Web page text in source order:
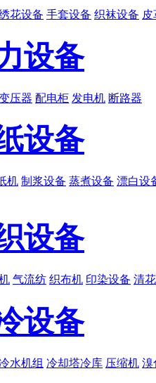
花设备 手套设备 织袜设备
设备
压器 配电柜 发电机 断路器
设备
机 制浆设备 蒸煮设备 漂白设
设备
气流纺 织布机 印染设备 清
设备
水机组 冷却塔冷库 压缩机 溴